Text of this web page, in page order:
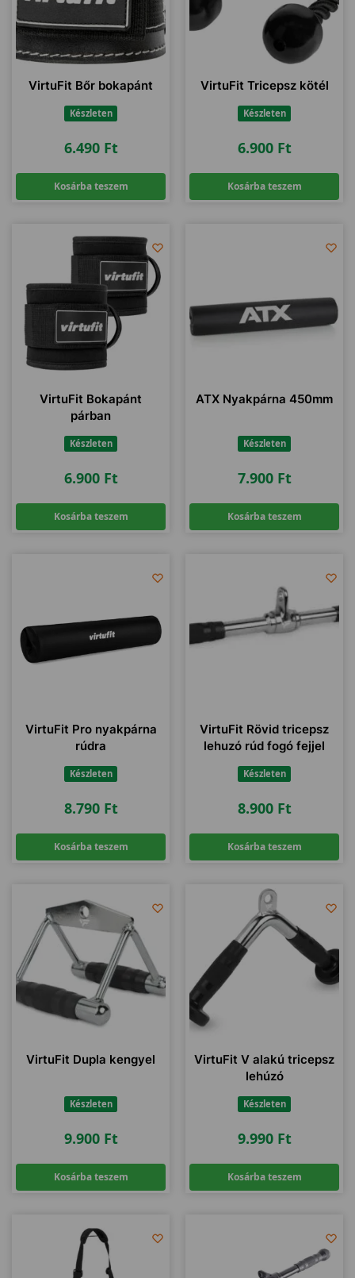
VirtuFit Bőr bokapánt
Készleten
6.490 Ft
Kosárba teszem
VirtuFit Tricepsz kötél
Készleten
6.900 Ft
Kosárba teszem
VirtuFit Bokapánt
párban
Készleten
6.900 Ft
Kosárba teszem
ATX Nyakpárna 450mm
Készleten
7.900 Ft
Kosárba teszem
VirtuFit Pro nyakpárna
rúdra
Készleten
8.790 Ft
Kosárba teszem
VirtuFit Rövid tricepsz
lehuzó rúd fogó fejjel
Készleten
8.900 Ft
Kosárba teszem
VirtuFit Dupla kengyel
Készleten
9.900 Ft
Kosárba teszem
VirtuFit V alakú tricepsz
lehúzó
Készleten
9.990 Ft
Kosárba teszem